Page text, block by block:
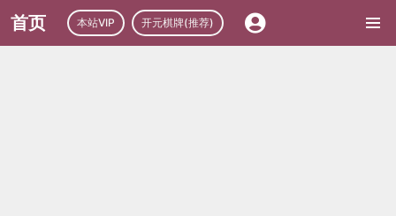
首页 本站VIP 开元棋牌(推荐)